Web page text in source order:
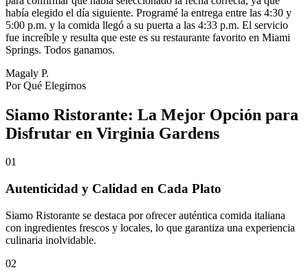
había elegido el día siguiente. Programé la entrega entre las 4:30 y
5:00 p.m. y la comida llegó a su puerta a las 4:33 p.m. El servicio
fue increíble y resulta que este es su restaurante favorito en Miami
Springs. Todos ganamos.
Magaly P.
Por Qué Elegirnos
Siamo Ristorante: La Mejor Opción para
Disfrutar en Virginia Gardens
01
Autenticidad y Calidad en Cada Plato
Siamo Ristorante se destaca por ofrecer auténtica comida italiana
con ingredientes frescos y locales, lo que garantiza una experiencia
culinaria inolvidable.
02